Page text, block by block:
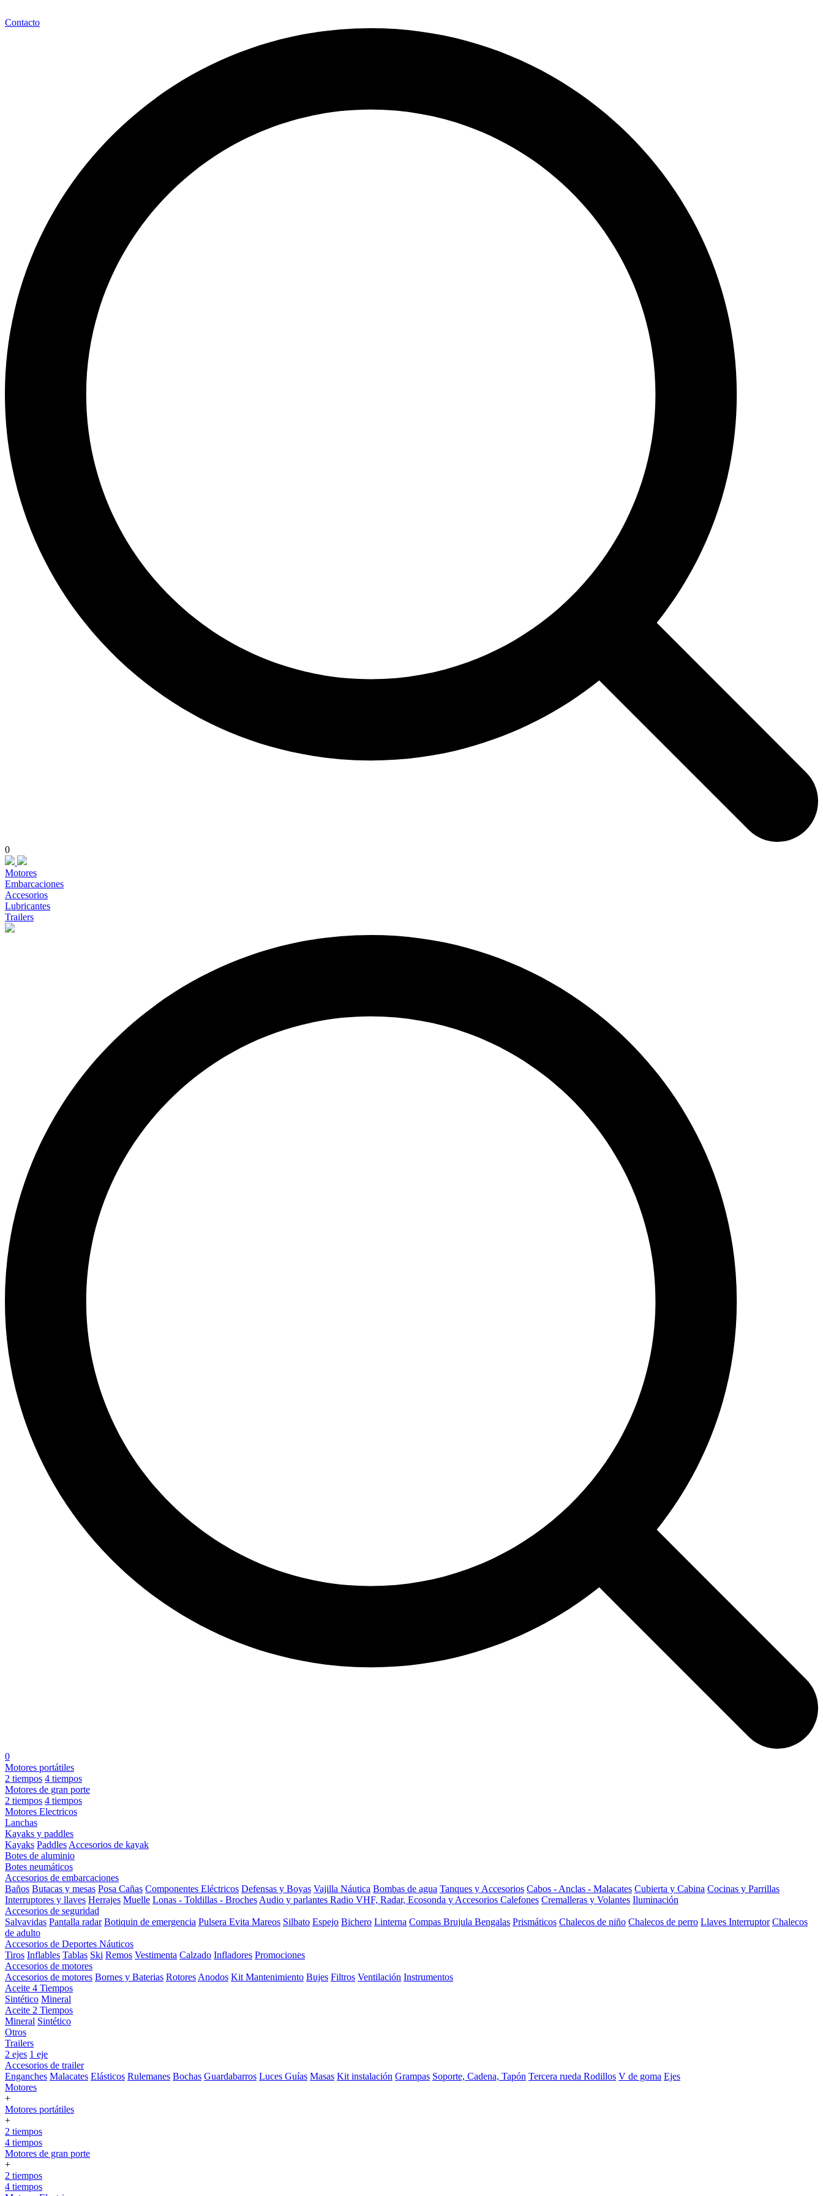
Contacto
0
Motores
Embarcaciones
Accesorios
Lubricantes
Trailers
0
Motores portátiles
2 tiempos 4 tiempos
Motores de gran porte
2 tiempos 4 tiempos
Motores Electricos
Lanchas
Kayaks y paddles
Kayaks Paddles Accesorios de kayak
Botes de aluminio
Botes neumáticos
Accesorios de embarcaciones
Baños Butacas y mesas Posa Cañas Componentes Eléctricos Defensas y Boyas Vajilla Náutica Bombas de agua Tanques y Accesorios Cabos - Anclas - Malacates Cubierta y Cabina Cocinas y Parrillas
Interruptores y llaves Herrajes Muelle Lonas - Toldillas - Broches Audio y parlantes Radio VHF, Radar, Ecosonda y Accesorios Calefones Cremalleras y Volantes Iluminación
Accesorios de seguridad
Salvavidas Pantalla radar Botiquin de emergencia Pulsera Evita Mareos Silbato Espejo Bichero Linterna Compas Brujula Bengalas Prismáticos Chalecos de niño Chalecos de perro Llaves Interruptor Chalecos
de adulto
Accesorios de Deportes Náuticos
Tiros Inflables Tablas Ski Remos Vestimenta Calzado Infladores Promociones
Accesorios de motores
Accesorios de motores Bornes y Baterias Rotores Anodos Kit Mantenimiento Bujes Filtros Ventilación Instrumentos
Aceite 4 Tiempos
Sintético Mineral
Aceite 2 Tiempos
Mineral Sintético
Otros
Trailers
2 ejes 1 eje
Accesorios de trailer
Enganches Malacates Elásticos Rulemanes Bochas Guardabarros Luces Guías Masas Kit instalación Grampas Soporte, Cadena, Tapón Tercera rueda Rodillos V de goma Ejes
Motores
+
Motores portátiles
+
2 tiempos
4 tiempos
Motores de gran porte
+
2 tiempos
4 tiempos